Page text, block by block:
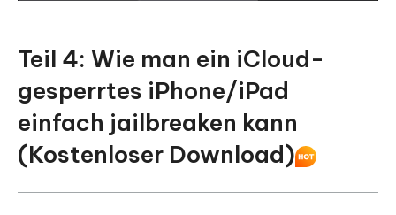
Teil 4: Wie man ein iCloud-
gesperrtes iPhone/iPad
einfach jailbreaken kann
(Kostenloser Download)